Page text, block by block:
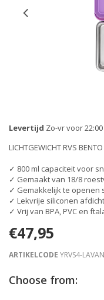
Levertijd Zo-vr voor
LICHTGEWICHT RVS
✓ 800 ml capaciteit voor
✓ Gemaakt van 18/8
✓ Gemakkelijk te openen
✓ Lekvrije siliconen
✓ Vrij van BPA, PVC en
€47,95
ARTIKELCODE YRVS4-
Choose from: